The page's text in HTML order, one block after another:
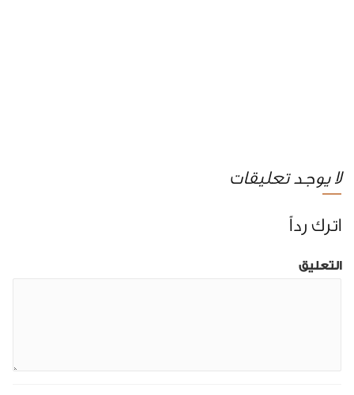
لا يوجد تعليقات
اترك رداً
التعليق